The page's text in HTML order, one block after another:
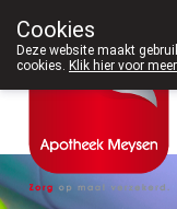
Cookies
Deze website maakt
cookies. Klik hier voor